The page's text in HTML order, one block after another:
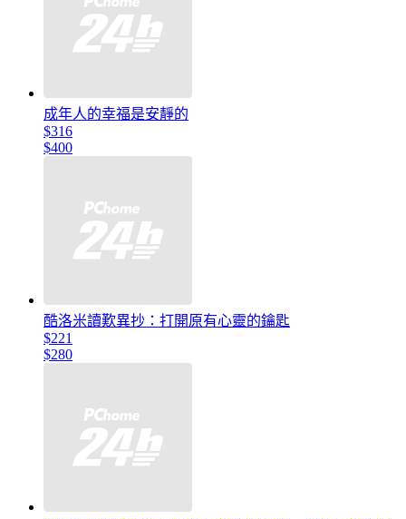
成年人的幸福是安靜的
$316
$400
酷洛米讀歎異抄：打開原有心靈的鑰匙
$221
$280